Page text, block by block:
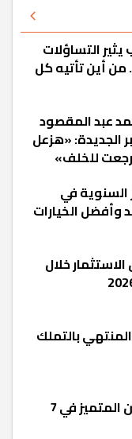
التساؤلات
من أين تأتيه كل
عبد المقصود
الجديدة: «هزعل
للخلف»
السنوية في
وأفضل الخيارات
خلال
بالتملك
أسعار أراضي الإسكان المتميز في 7